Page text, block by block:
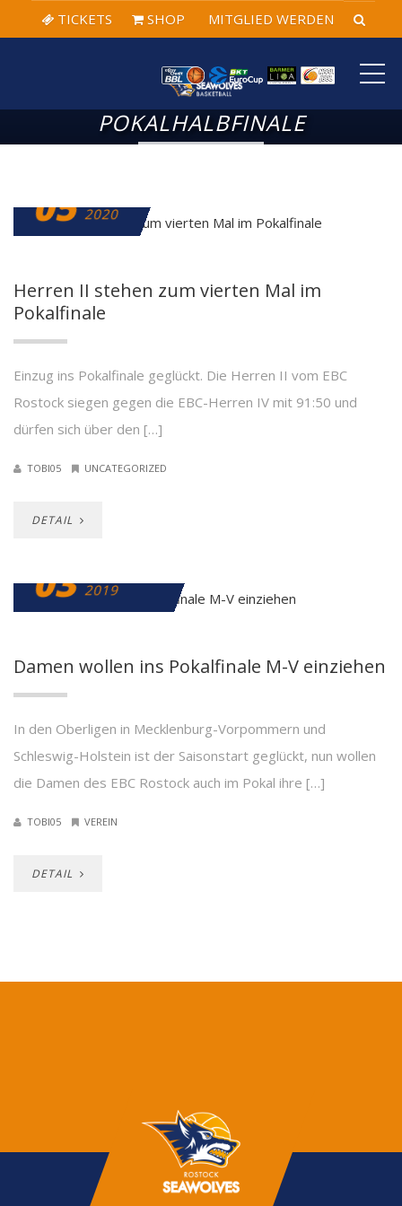
TICKETS SHOP MITGLIED WERDEN
POKALHALBFINALE
05 2020
Herren II stehen zum vierten Mal im
Pokalfinale
Einzug ins Pokalfinale geglückt. Die Herren II vom EBC
Rostock siegen gegen die EBC-Herren IV mit 91:50 und
dürfen sich über den […]
TOBI05 UNCATEGORIZED
DETAIL
03 2019
Damen wollen ins Pokalfinale M-V einziehen
In den Oberligen in Mecklenburg-Vorpommern und
Schleswig-Holstein ist der Saisonstart geglückt, nun wollen
die Damen des EBC Rostock auch im Pokal ihre […]
TOBI05 VEREIN
DETAIL